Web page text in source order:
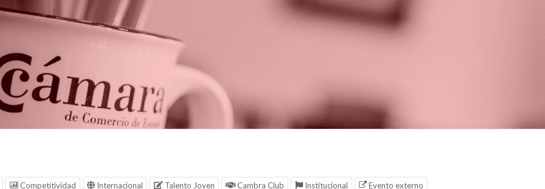
Competitividad Internacional Talento Joven Cambra Club Institucional
Evento externo